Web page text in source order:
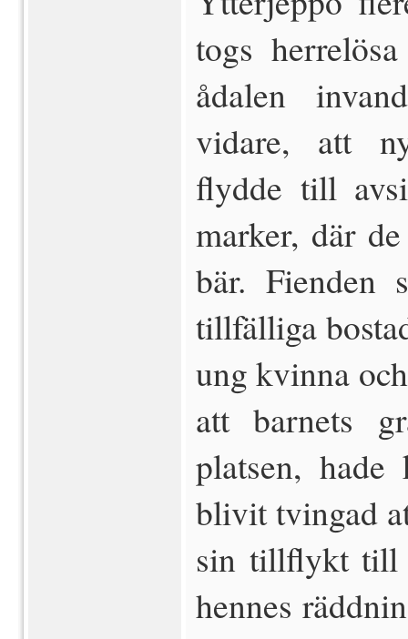
togs
ådalen
vidare, att
flydde till
marker, där
bär. Fienden
tillfälliga
ung kvinna
att barnets
platsen,
blivit tvingad
sin tillflykt till
hennes